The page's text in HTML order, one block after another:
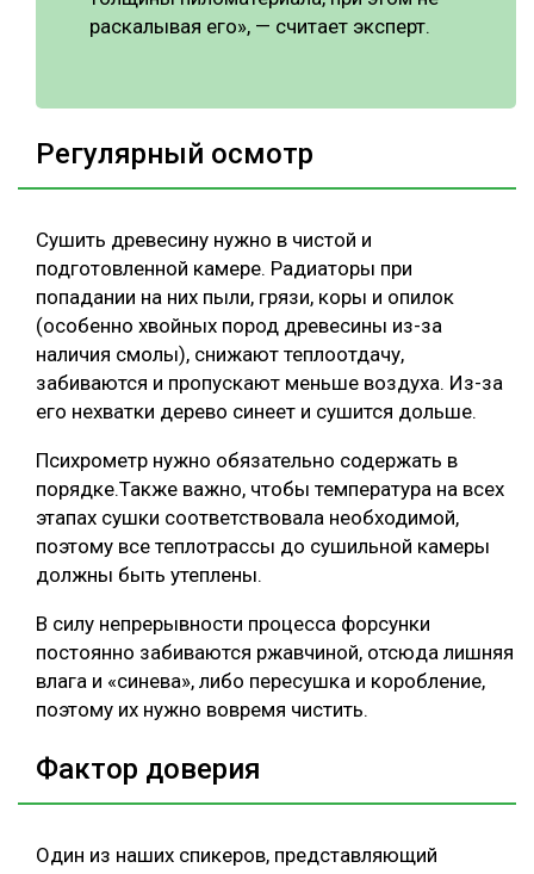
раскалывая его», — считает эксперт.
Регулярный осмотр
Сушить древесину нужно в чистой и
подготовленной камере. Радиаторы при
попадании на них пыли, грязи, коры и опилок
(особенно хвойных пород древесины из-за
наличия смолы), снижают теплоотдачу,
забиваются и пропускают меньше воздуха. Из-за
его нехватки дерево синеет и сушится дольше.
Психрометр нужно обязательно содержать в
порядке.Также важно, чтобы температура на всех
этапах сушки соответствовала необходимой,
поэтому все теплотрассы до сушильной камеры
должны быть утеплены.
В силу непрерывности процесса форсунки
постоянно забиваются ржавчиной, отсюда лишняя
влага и «синева», либо пересушка и коробление,
поэтому их нужно вовремя чистить.
Фактор доверия
Один из наших спикеров, представляющий